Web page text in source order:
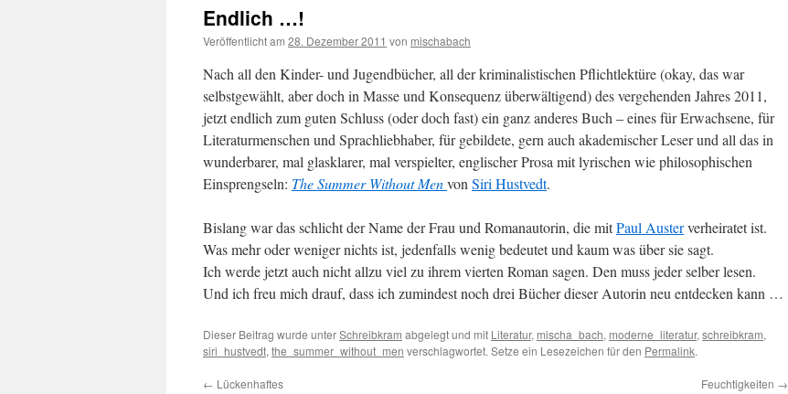
Endlich …!
Veröffentlicht am 28. Dezember 2011 von mischabach
Nach all den Kinder- und Jugendbücher, all der kriminalistischen Pflichtlektüre (okay, das war
selbstgewählt, aber doch in Masse und Konsequenz überwältigend) des vergehenden Jahres 2011,
jetzt endlich zum guten Schluss (oder doch fast) ein ganz anderes Buch – eines für Erwachsene, für
Literaturmenschen und Sprachliebhaber, für gebildete, gern auch akademischer Leser und all das in
wunderbarer, mal glasklarer, mal verspielter, englischer Prosa mit lyrischen wie philosophischen
Einsprengseln: The Summer Without Menvon Siri Hustvedt.
Bislang war das schlicht der Name der Frau und Romanautorin, die mitPaul Austerverheiratet ist.
Was mehr oder weniger nichts ist, jedenfalls wenig bedeutet und kaum was über sie sagt.
Ich werde jetzt auch nicht allzu viel zu ihrem vierten Roman sagen. Den muss jeder selber lesen.
Und ich freu mich drauf, dass ich zumindest noch drei Bücher dieser Autorin neu entdecken kann …
Dieser Beitrag wurde unterSchreibkram abgelegt und mit Literatur, mischa_bach, moderne_literatur, schreibkram,
siri_hustvedt, the_summer_without_men verschlagwortet. Setze ein Lesezeichen für den Permalink.
← Lückenhaftes Feuchtigkeiten →